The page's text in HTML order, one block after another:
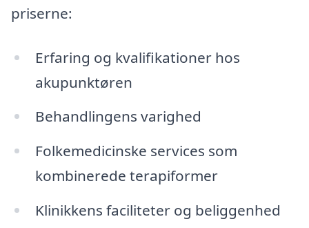
priserne:
Erfaring og kvalifikationer hos
akupunktøren
Behandlingens varighed
Folkemedicinske services som
kombinerede terapiformer
Klinikkens faciliteter og beliggenhed